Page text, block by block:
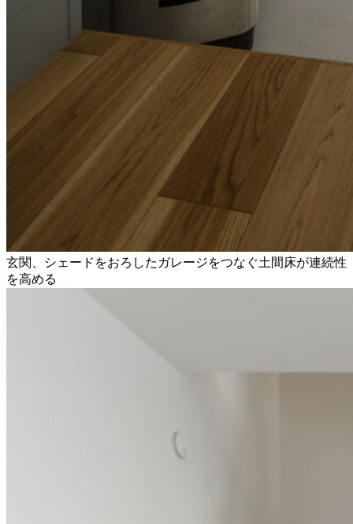
玄関、シェードをおろしたガレージをつなぐ土間床が連続性
を高める